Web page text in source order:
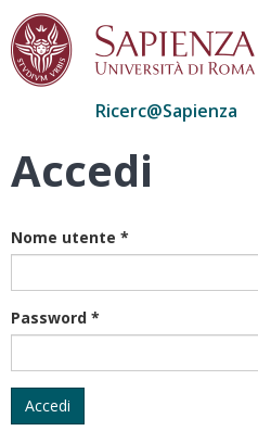
Salta
Ricerc@Sapienza
Accedi
Nome utente *
Password *
Accedi